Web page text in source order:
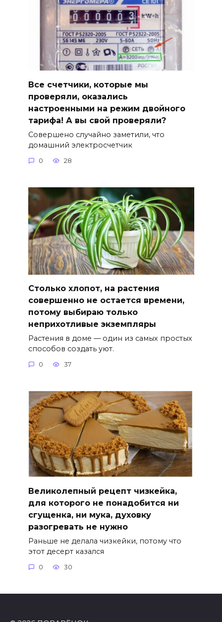
Все счетчики, которые мы
проверяли, оказались
настроенными на режим двойного
тарифа! А вы свой проверяли?
Совершено случайно заметили, что
домашний электросчетчик
0 28
Столько хлопот, на растения
совершенно не остается времени,
потому выбираю только
неприхотливые экземпляры
Растения в доме — один из самых простых
способов создать уют.
0 37
Великолепный рецепт чизкейка,
для которого не понадобится ни
сгущенка, ни мука, духовку
разогревать не нужно
Раньше не делала чизкейки, потому что
этот десерт казался
0 30